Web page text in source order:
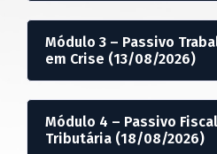
Módulo 3 – Passivo
em Crise (13/08/2026)
Módulo 4 – Passivo
Tributária (18/08/2026)